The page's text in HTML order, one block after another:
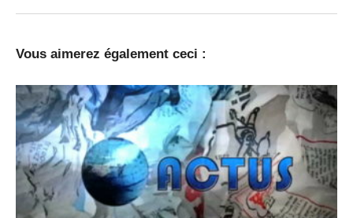
Vous aimerez également ceci :